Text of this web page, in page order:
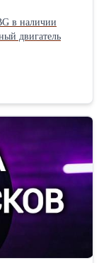
в наличии
двигатель